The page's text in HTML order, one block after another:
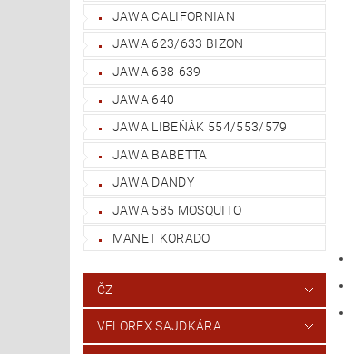
JAWA CALIFORNIAN
JAWA 623/633 BIZON
JAWA 638-639
JAWA 640
JAWA LIBEŇÁK 554/553/579
JAWA BABETTA
JAWA DANDY
JAWA 585 MOSQUITO
MANET KORADO
ČZ
VELOREX SAJDKÁRA